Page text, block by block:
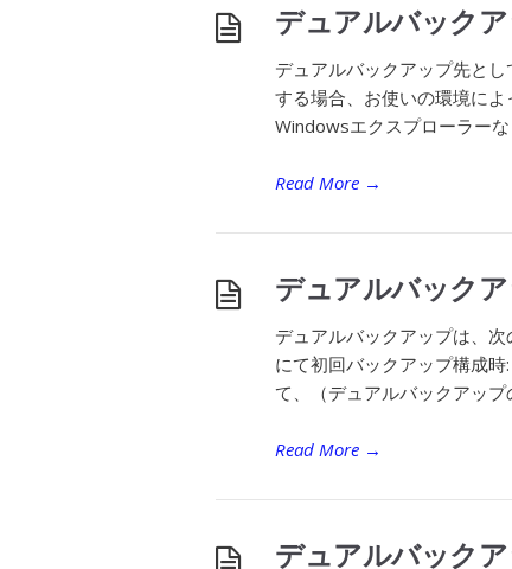
デュアルバック
デュアルバックアップ先と
する場合、お使いの環境によ
Windowsエクスプローラー
Read More →
デュアルバック
デュアルバックアップは、
にて初回バックアップ構成
て、（デュアルバックアッ
Read More →
デュアルバック